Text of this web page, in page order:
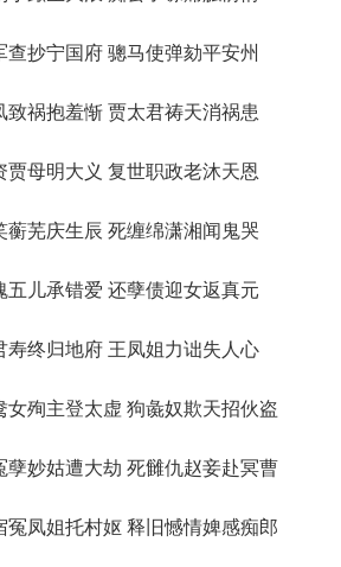
查抄宁国府 骢马使弹劾平安州
致祸抱羞惭 贾太君祷天消祸患
贾母明大义 复世职政老沐天恩
蘅芜庆生辰 死缠绵潇湘闻鬼哭
五儿承错爱 还孽债迎女返真元
寿终归地府 王凤姐力诎失人心
女殉主登太虚 狗彘奴欺天招伙盗
孽妙姑遭大劫 死雠仇赵妾赴冥曹
冤凤姐托村妪 释旧憾情婢感痴郎